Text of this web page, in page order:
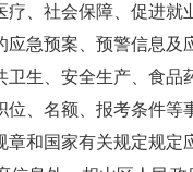
疗、社会保障、促进
应急预案、预警信息及
卫生、安全生产、食
位、名额、报考条件等
章和国家有关规定规